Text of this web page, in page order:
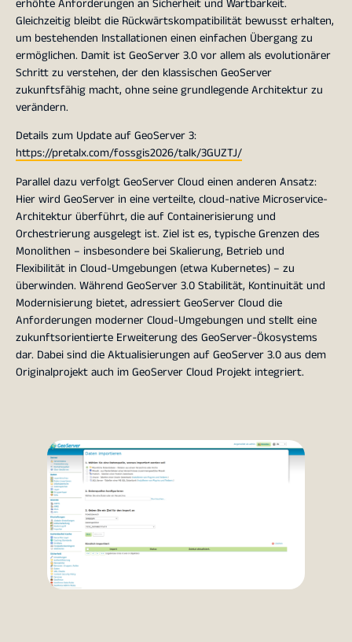
Gleichzeitig bleibt die Rückwärtskompatibilität bewusst erhalten,
um bestehenden Installationen einen einfachen Übergang zu
ermöglichen. Damit ist GeoServer 3.0 vor allem als evolutionärer
Schritt zu verstehen, der den klassischen GeoServer
zukunftsfähig macht, ohne seine grundlegende Architektur zu
verändern.
Details zum Update auf GeoServer 3:
https://pretalx.com/fossgis2026/talk/3GUZTJ/
Parallel dazu verfolgt GeoServer Cloud einen anderen Ansatz:
Hier wird GeoServer in eine verteilte, cloud-native Microservice-
Architektur überführt, die auf Containerisierung und
Orchestrierung ausgelegt ist. Ziel ist es, typische Grenzen des
Monolithen – insbesondere bei Skalierung, Betrieb und
Flexibilität in Cloud-Umgebungen (etwa Kubernetes) – zu
überwinden. Während GeoServer 3.0 Stabilität, Kontinuität und
Modernisierung bietet, adressiert GeoServer Cloud die
Anforderungen moderner Cloud-Umgebungen und stellt eine
zukunftsorientierte Erweiterung des GeoServer-Ökosystems
dar. Dabei sind die Aktualisierungen auf GeoServer 3.0 aus dem
Originalprojekt auch im GeoServer Cloud Projekt integriert.